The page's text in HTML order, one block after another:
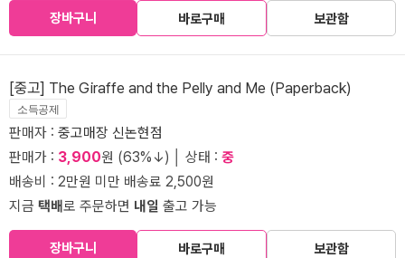
장바구니 바로구매 보관함
[중고] The Giraffe and the Pelly and Me (Paperback)
소득공제
판매자 : 중고매장 신논현점
판매가 : 3,900원 (63%↓) │ 상태 : 중
배송비 : 2만원 미만 배송료 2,500원
지금 택배로 주문하면 내일 출고 가능
장바구니 바로구매 보관함